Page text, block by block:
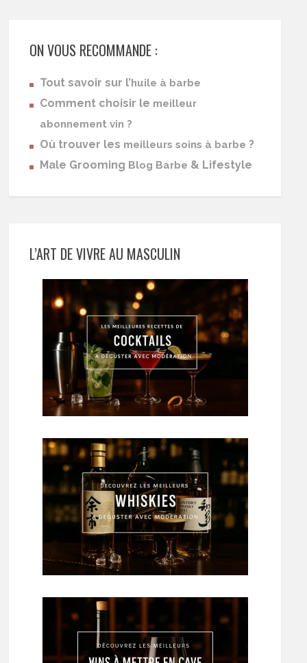
ON VOUS RECOMMANDE :
Tout savoir sur l’huile à barbe
Comment choisir le meilleur
abonnement vin ?
Où trouver les meilleurs soins à barbe ?
Male Grooming Blog Barbe & Lifestyle
L’ART DE VIVRE AU MASCULIN